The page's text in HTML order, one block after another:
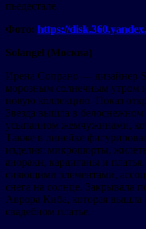
пьедестале.
Фото: https://
Solangel (Москва)
Ирена Сопрано — дизайнер
морозным солнечным утром
новую коллекцию. Показ
Звезда вышла в
усыпанном жемчужинами,
Также в линейке
изделия: микрошорты,
анораки, кардиганы и
сияющими элементами,
снега на солнце. Закрывала
Аврора Киба, которая
свадебном платье.